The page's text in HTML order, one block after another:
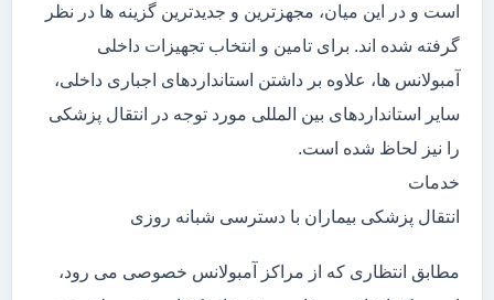
است و در این میان، مجهزترین و جدیدترین گزینه ها در نظر
گرفته شده اند. برای تامین و انتخاب تجهیزات داخلی
آمبولانس ها، علاوه بر داشتن استانداردهای اجباری داخلی،
سایر استانداردهای بین المللی مورد توجه در انتقال پزشکی
را نیز لحاظ شده است.
خدمات
انتقال پزشکی بیماران با دسترسی شبانه روزی
مطابق انتظاری که از مراکز آمبولانس خصوصی می رود،